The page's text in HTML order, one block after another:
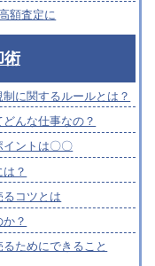
額査定に
術
に関するルールとは？
んな仕事なの？
イントは〇〇
？
コツとは
？
ためにできること